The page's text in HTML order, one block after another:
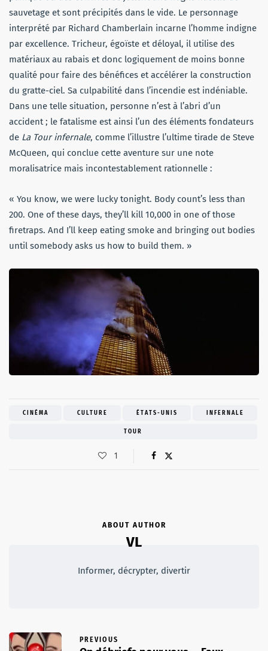
sauvetage et sont précipités dans le vide. Le personnage
interprété par Richard Chamberlain incarne l’homme indigne
par excellence. Tricheur, égoïste et déloyal, il utilise des
matériaux au rabais et donc logiquement de moins bonne
qualité pour faire des bénéfices et accélérer la construction
du gratte-ciel. Sa culpabilité dans l’incendie est indéniable.
Dans une telle situation, personne n’est à l’abri d’un
accident ; le fatalisme est ainsi l’un des éléments fondateurs
de La Tour infernale, comme l’illustre l’ultime tirade de Steve
McQueen, qui conclue cette aventure sur une note
moralisatrice mais incontestablement rationnelle :
« You know, we were lucky tonight. Body count’s less than
200. One of these days, they’ll kill 10,000 in one of those
firetraps. And I’ll keep eating smoke and bringing out bodies
until somebody asks us how to build them. »
CINÉMA CULTURE ÉTATS-UNIS INFERNALE
TOUR
1
ABOUT AUTHOR
VL
Informer, décrypter, divertir
PREVIOUS